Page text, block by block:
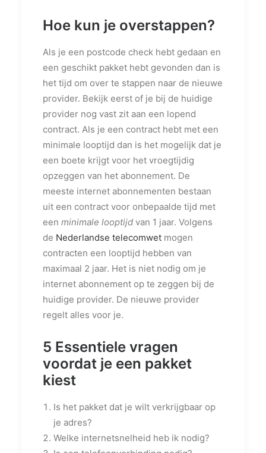
Hoe kun je overstappen?
Als je een postcode check hebt gedaan en
een geschikt pakket hebt gevonden dan is
het tijd om over te stappen naar de nieuwe
provider. Bekijk eerst of je bij de huidige
provider nog vast zit aan een lopend
contract. Als je een contract hebt met een
minimale looptijd dan is het mogelijk dat je
een boete krijgt voor het vroegtijdig
opzeggen van het abonnement. De
meeste internet abonnementen bestaan
uit een contract voor onbepaalde tijd met
een minimale looptijd van 1 jaar. Volgens
de Nederlandse telecomwet mogen
contracten een looptijd hebben van
maximaal 2 jaar. Het is niet nodig om je
internet abonnement op te zeggen bij de
huidige provider. De nieuwe provider
regelt alles voor je.
5 Essentiele vragen
voordat je een pakket
kiest
Is het pakket dat je wilt verkrijgbaar op
je adres?
Welke internetsnelheid heb ik nodig?